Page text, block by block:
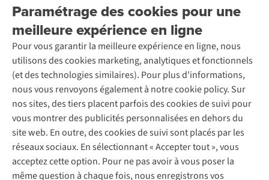
Paramétrage des cookies pour une
meilleure expérience en ligne
Pour vous garantir la meilleure expérience en ligne, nous
utilisons des cookies marketing, analytiques et fonctionnels
(et des technologies similaires). Pour plus d'informations,
nous vous renvoyons également à notre cookie policy. Sur
nos sites, des tiers placent parfois des cookies de suivi pour
vous montrer des publicités personnalisées en dehors du
site web. En outre, des cookies de suivi sont placés par les
réseaux sociaux. En sélectionnant « Accepter tout », vous
acceptez cette option. Pour ne pas avoir à vous poser la
même question à chaque fois, nous enregistrons vos
Retourner
Rétractation d'une commande
Entretien & réparations
Garantie
Contactez-nous
Entreprise responsable
À propos d’Ayacucho
Nos magasins
À propos d’A.S.Adventure
Déclaration d'accessibilité
Location / Location sports d’hiver
Seconde-main
Entretien de ski
Service de lavage
Entretien de chaussures
Réparation de chaussures
Réparation de vêtements
Retouches
Pour les entreprises
Découvrez
A.S.Magazine
Explore Camp
Expertise & conseils
Abonnez-vous à la newsletter
Suivez-nous